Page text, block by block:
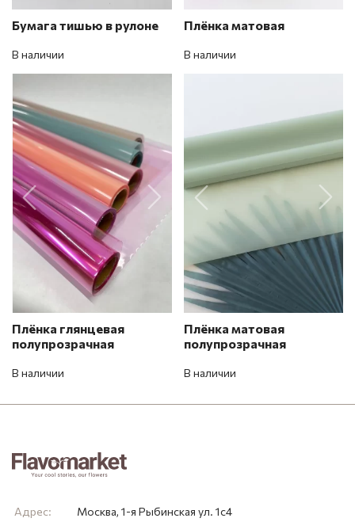
Бумага тишью в рулоне
В наличии
Плёнка матовая
В наличии
Плёнка глянцевая
полупрозрачная
В наличии
Плёнка матовая
полупрозрачная
В наличии
Адрес: Москва, 1-я Рыбинская ул. 1с4